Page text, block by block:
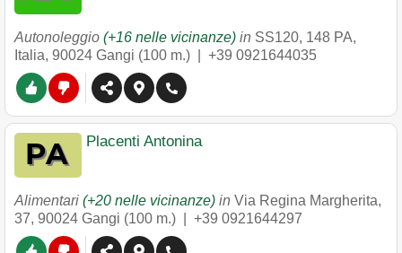
Autonoleggio (+16 nelle vicinanze) in SS120, 148 PA,
Italia, 90024 Gangi (100 m.) | +39 0921644035
Placenti Antonina
Alimentari (+20 nelle vicinanze) in Via Regina Margherita,
37, 90024 Gangi (100 m.) | +39 0921644297